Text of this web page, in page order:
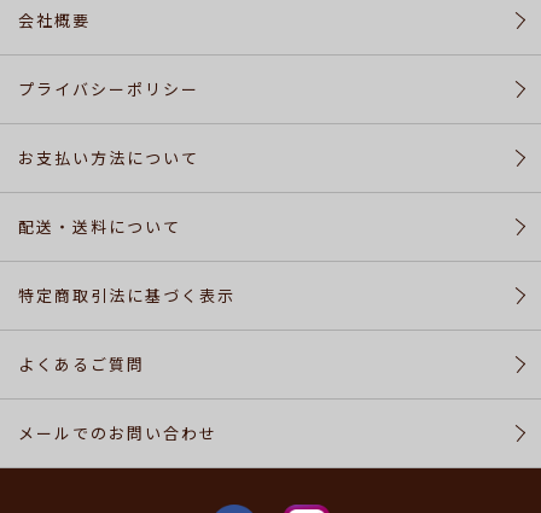
Instagram
会社概要
プライバシーポリシー
お支払い方法について
配送・送料について
特定商取引法に基づく表示
よくあるご質問
メールでのお問い合わせ